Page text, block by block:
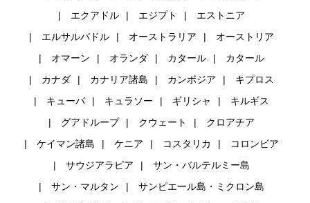
エクアドル
エジプト
エストニア
エルサルバドル
オーストラリア
オーストリア
オマーン
オランダ カタール
カタール
カナダ
カナリア諸島 カンボジア
キプロス
キューバ
キュラソー ギリシャ
キルギス
グアドループ
クウェート
クロアチア
ケイマン諸島
ケニア コスタリカ
コロンビア
サウジアラビア
サン・バルテルミー島
サン・マルタン
サンピエール島・ミクロン島